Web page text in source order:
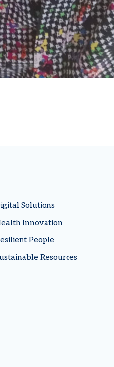
Solutions
Innovation
People
Resources